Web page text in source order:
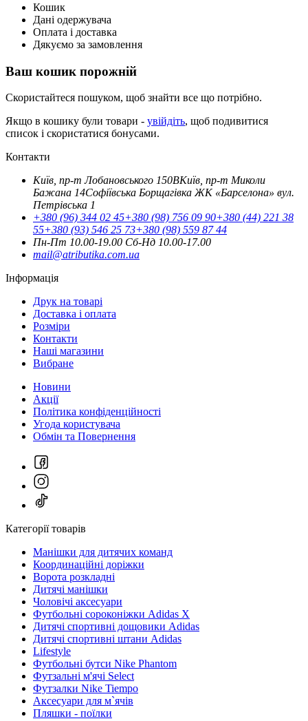
Кошик
Дані одержувача
Оплата і доставка
Дякуємо за замовлення
Ваш кошик порожній
Скористайтеся пошуком, щоб знайти все що потрібно.
Якщо в кошику були товари - увійдіть, щоб подивитися
список і скористатися бонусами.
Контакти
Київ, пр-т Лобановського 150ВКиїв, пр-т Миколи
Бажана 14Софіївська Борщагівка ЖК «Барселона» вул.
Петрівська 1
+380 (96) 344 02 45+380 (98) 756 09 90+380 (44) 221 38
55+380 (93) 546 25 73+380 (98) 559 87 44
Пн-Пт 10.00-19.00 Cб-Нд 10.00-17.00
mail@atributika.com.ua
Інформація
Друк на товарі
Доставка і оплата
Розміри
Контакти
Наші магазини
Вибране
Новини
Акції
Політика конфіденційності
Угода користувача
Обмін та Повернення
Категорії товарів
Манішки для дитячих команд
Координаційні доріжки
Ворота розкладні
Дитячі манішки
Чоловічі аксесуари
Футбольні сороконіжки Adidas X
Дитячі спортивні дощовики Adidas
Дитячі спортивні штани Adidas
Lifestyle
Футбольні бутси Nike Phantom
Футзальні м'ячі Select
Футзалки Nike Tiempo
Аксесуари для м`ячів
Пляшки - поїлки